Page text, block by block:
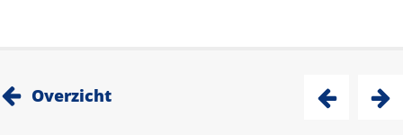
Overzicht